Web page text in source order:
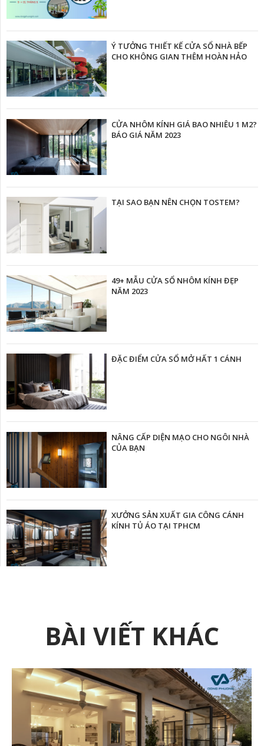
Ý TƯỞNG THIẾT KẾ CỬA SỔ NHÀ BẾP
CHO KHÔNG GIAN THÊM HOÀN HẢO
CỬA NHÔM KÍNH GIÁ BAO NHIÊU 1 M2?
BÁO GIÁ NĂM 2023
TẠI SAO BẠN NÊN CHỌN TOSTEM?
49+ MẪU CỬA SỔ NHÔM KÍNH ĐẸP
NĂM 2023
ĐẶC ĐIỂM CỬA SỔ MỞ HẤT 1 CÁNH
NÂNG CẤP DIỆN MẠO CHO NGÔI NHÀ
CỦA BẠN
XƯỞNG SẢN XUẤT GIA CÔNG CÁNH
KÍNH TỦ ÁO TẠI TPHCM
BÀI VIẾT KHÁC